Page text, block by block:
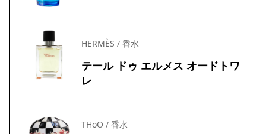
HERMÈS / 香水
テール ドゥ エルメス オードトワ
レ
THoO / 香水